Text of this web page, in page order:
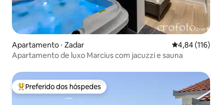
Apartamento ⋅ Zadar 4,84 de uma
4,84 (116)
Apartamento de luxo Marcius com jacuzzi e sauna
Entre os melhores preferidos dos hóspedes
Preferido dos hóspedes